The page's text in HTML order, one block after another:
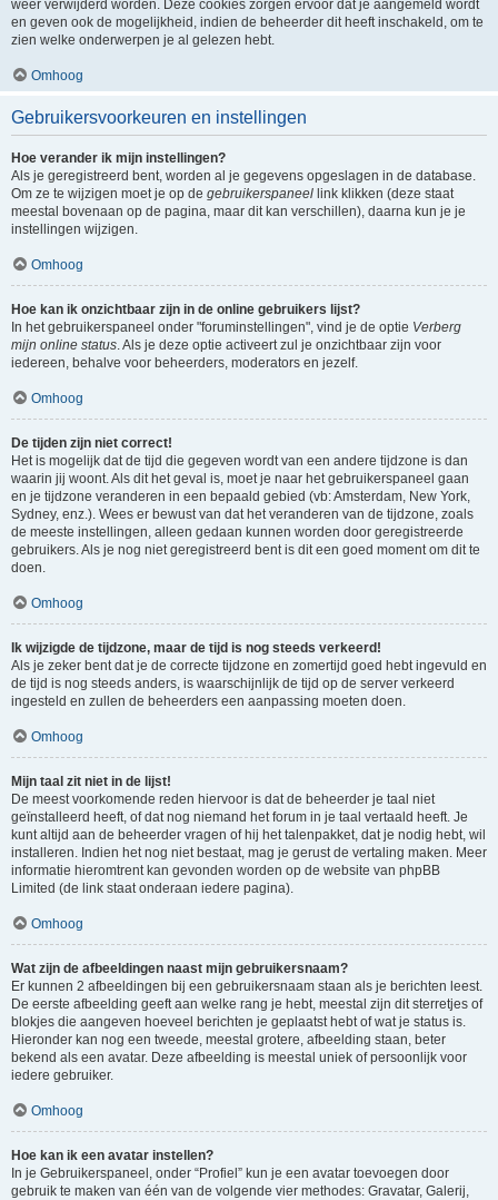
weer verwijderd worden. Deze cookies zorgen ervoor dat je aangemeld wordt
en geven ook de mogelijkheid, indien de beheerder dit heeft inschakeld, om te
zien welke onderwerpen je al gelezen hebt.
Omhoog
Gebruikersvoorkeuren en instellingen
Hoe verander ik mijn instellingen?
Als je geregistreerd bent, worden al je gegevens opgeslagen in de database.
Om ze te wijzigen moet je op de gebruikerspaneel link klikken (deze staat
meestal bovenaan op de pagina, maar dit kan verschillen), daarna kun je je
instellingen wijzigen.
Omhoog
Hoe kan ik onzichtbaar zijn in de online gebruikers lijst?
In het gebruikerspaneel onder "foruminstellingen", vind je de optie Verberg
mijn online status. Als je deze optie activeert zul je onzichtbaar zijn voor
iedereen, behalve voor beheerders, moderators en jezelf.
Omhoog
De tijden zijn niet correct!
Het is mogelijk dat de tijd die gegeven wordt van een andere tijdzone is dan
waarin jij woont. Als dit het geval is, moet je naar het gebruikerspaneel gaan
en je tijdzone veranderen in een bepaald gebied (vb: Amsterdam, New York,
Sydney, enz.). Wees er bewust van dat het veranderen van de tijdzone, zoals
de meeste instellingen, alleen gedaan kunnen worden door geregistreerde
gebruikers. Als je nog niet geregistreerd bent is dit een goed moment om dit te
doen.
Omhoog
Ik wijzigde de tijdzone, maar de tijd is nog steeds verkeerd!
Als je zeker bent dat je de correcte tijdzone en zomertijd goed hebt ingevuld en
de tijd is nog steeds anders, is waarschijnlijk de tijd op de server verkeerd
ingesteld en zullen de beheerders een aanpassing moeten doen.
Omhoog
Mijn taal zit niet in de lijst!
De meest voorkomende reden hiervoor is dat de beheerder je taal niet
geïnstalleerd heeft, of dat nog niemand het forum in je taal vertaald heeft. Je
kunt altijd aan de beheerder vragen of hij het talenpakket, dat je nodig hebt, wil
installeren. Indien het nog niet bestaat, mag je gerust de vertaling maken. Meer
informatie hieromtrent kan gevonden worden op de website van phpBB
Limited (de link staat onderaan iedere pagina).
Omhoog
Wat zijn de afbeeldingen naast mijn gebruikersnaam?
Er kunnen 2 afbeeldingen bij een gebruikersnaam staan als je berichten leest.
De eerste afbeelding geeft aan welke rang je hebt, meestal zijn dit sterretjes of
blokjes die aangeven hoeveel berichten je geplaatst hebt of wat je status is.
Hieronder kan nog een tweede, meestal grotere, afbeelding staan, beter
bekend als een avatar. Deze afbeelding is meestal uniek of persoonlijk voor
iedere gebruiker.
Omhoog
Hoe kan ik een avatar instellen?
In je Gebruikerspaneel, onder “Profiel” kun je een avatar toevoegen door
gebruik te maken van één van de volgende vier methodes: Gravatar, Galerij,